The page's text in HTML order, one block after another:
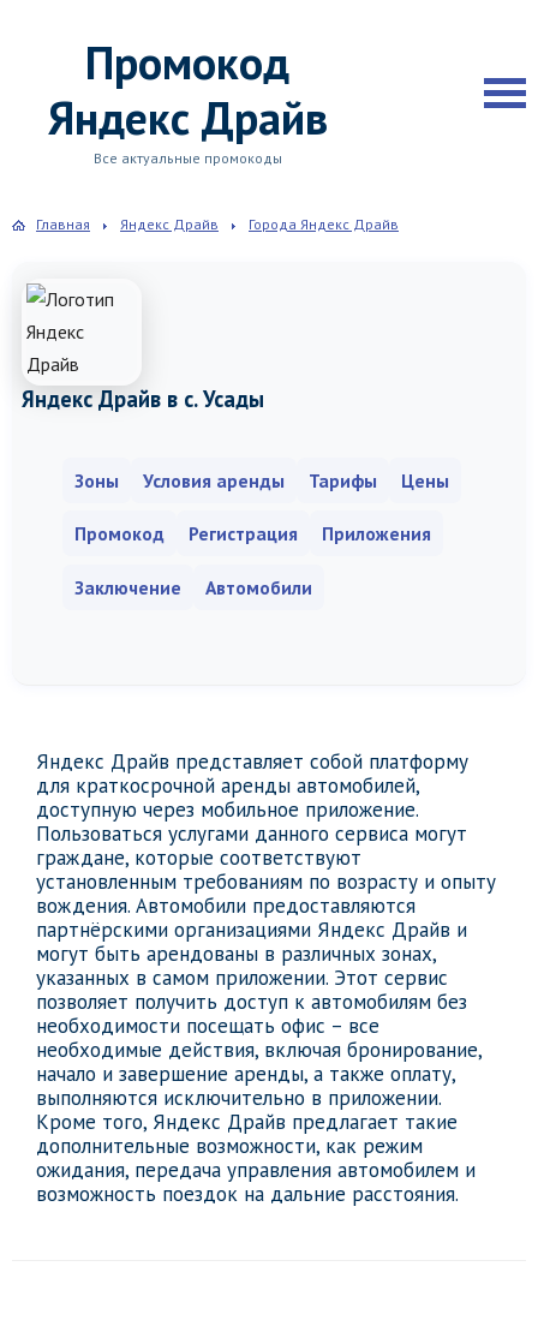
Промокод
Яндекс Драйв
Все актуальные промокоды
Главная Яндекс Драйв Города Яндекс Драйв
Яндекс Драйв в с. Усады
Зоны Условия аренды Тарифы Цены
Промокод Регистрация Приложения
Заключение Автомобили
Яндекс Драйв представляет собой платформу
для краткосрочной аренды автомобилей,
доступную через мобильное приложение.
Пользоваться услугами данного сервиса могут
граждане, которые соответствуют
установленным требованиям по возрасту и опыту
вождения. Автомобили предоставляются
партнёрскими организациями Яндекс Драйв и
могут быть арендованы в различных зонах,
указанных в самом приложении. Этот сервис
позволяет получить доступ к автомобилям без
необходимости посещать офис – все
необходимые действия, включая бронирование,
начало и завершение аренды, а также оплату,
выполняются исключительно в приложении.
Кроме того, Яндекс Драйв предлагает такие
дополнительные возможности, как режим
ожидания, передача управления автомобилем и
возможность поездок на дальние расстояния.